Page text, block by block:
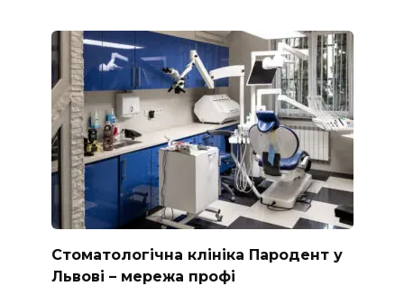
Стоматологічна клініка Пародент у
Львові – мережа профі